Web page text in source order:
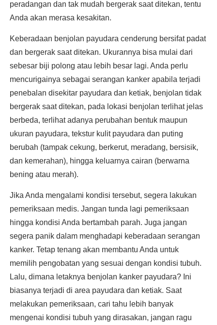
peradangan dan tak mudah bergerak saat ditekan, tentu
Anda akan merasa kesakitan.
Keberadaan benjolan payudara cenderung bersifat padat
dan bergerak saat ditekan. Ukurannya bisa mulai dari
sebesar biji polong atau lebih besar lagi. Anda perlu
mencurigainya sebagai serangan kanker apabila terjadi
penebalan disekitar payudara dan ketiak, benjolan tidak
bergerak saat ditekan, pada lokasi benjolan terlihat jelas
berbeda, terlihat adanya perubahan bentuk maupun
ukuran payudara, tekstur kulit payudara dan puting
berubah (tampak cekung, berkerut, meradang, bersisik,
dan kemerahan), hingga keluarnya cairan (berwarna
bening atau merah).
Jika Anda mengalami kondisi tersebut, segera lakukan
pemeriksaan medis. Jangan tunda lagi pemeriksaan
hingga kondisi Anda bertambah parah. Juga jangan
segera panik dalam menghadapi keberadaan serangan
kanker. Tetap tenang akan membantu Anda untuk
memilih pengobatan yang sesuai dengan kondisi tubuh.
Lalu, dimana letaknya benjolan kanker payudara? Ini
biasanya terjadi di area payudara dan ketiak. Saat
melakukan pemeriksaan, cari tahu lebih banyak
mengenai kondisi tubuh yang dirasakan, jangan ragu